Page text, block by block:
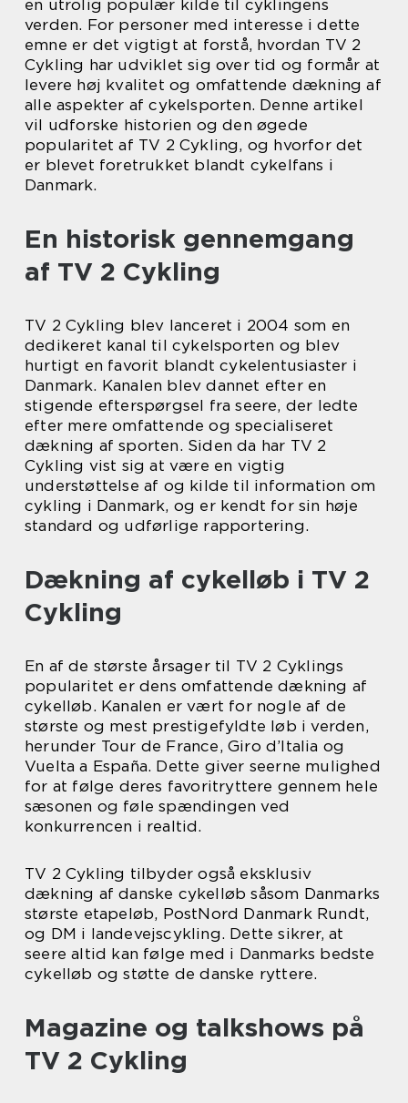
en utrolig populær kilde til cyklingens
verden. For personer med interesse i dette
emne er det vigtigt at forstå, hvordan TV 2
Cykling har udviklet sig over tid og formår at
levere høj kvalitet og omfattende dækning af
alle aspekter af cykelsporten. Denne artikel
vil udforske historien og den øgede
popularitet af TV 2 Cykling, og hvorfor det
er blevet foretrukket blandt cykelfans i
Danmark.
En historisk gennemgang
af TV 2 Cykling
TV 2 Cykling blev lanceret i 2004 som en
dedikeret kanal til cykelsporten og blev
hurtigt en favorit blandt cykelentusiaster i
Danmark. Kanalen blev dannet efter en
stigende efterspørgsel fra seere, der ledte
efter mere omfattende og specialiseret
dækning af sporten. Siden da har TV 2
Cykling vist sig at være en vigtig
understøttelse af og kilde til information om
cykling i Danmark, og er kendt for sin høje
standard og udførlige rapportering.
Dækning af cykelløb i TV 2
Cykling
En af de største årsager til TV 2 Cyklings
popularitet er dens omfattende dækning af
cykelløb. Kanalen er vært for nogle af de
største og mest prestigefyldte løb i verden,
herunder Tour de France, Giro d’Italia og
Vuelta a España. Dette giver seerne mulighed
for at følge deres favoritryttere gennem hele
sæsonen og føle spændingen ved
konkurrencen i realtid.
TV 2 Cykling tilbyder også eksklusiv
dækning af danske cykelløb såsom Danmarks
største etapeløb, PostNord Danmark Rundt,
og DM i landevejscykling. Dette sikrer, at
seere altid kan følge med i Danmarks bedste
cykelløb og støtte de danske ryttere.
Magazine og talkshows på
TV 2 Cykling